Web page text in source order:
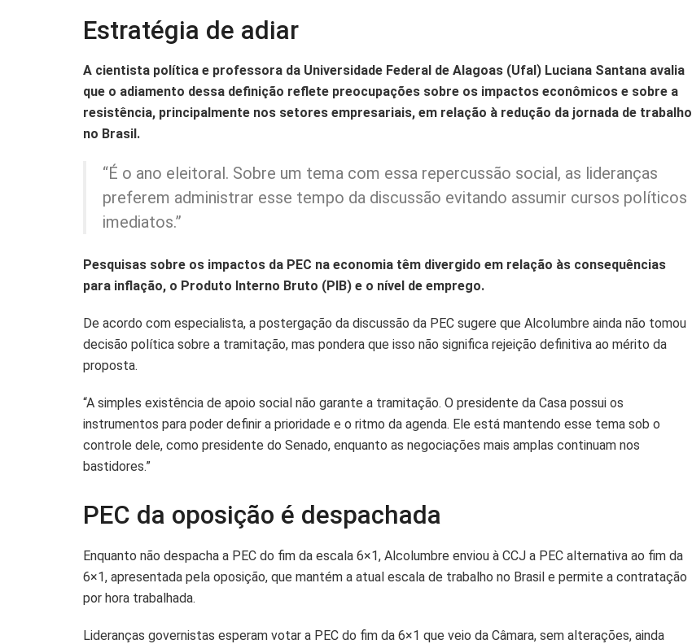
Estratégia de adiar
A cientista política e professora da Universidade Federal de Alagoas (Ufal) Luciana Santana avalia
que o adiamento dessa definição reflete preocupações sobre os impactos econômicos e sobre a
resistência, principalmente nos setores empresariais, em relação à redução da jornada de trabalho
no Brasil.
“É o ano eleitoral. Sobre um tema com essa repercussão social, as lideranças
preferem administrar esse tempo da discussão evitando assumir cursos políticos
imediatos.”
Pesquisas sobre os impactos da PEC na economia têm divergido em relação às consequências
para inflação, o Produto Interno Bruto (PIB) e o nível de emprego.
De acordo com especialista, a postergação da discussão da PEC sugere que Alcolumbre ainda não tomou
decisão política sobre a tramitação, mas pondera que isso não significa rejeição definitiva ao mérito da
proposta.
“A simples existência de apoio social não garante a tramitação. O presidente da Casa possui os
instrumentos para poder definir a prioridade e o ritmo da agenda. Ele está mantendo esse tema sob o
controle dele, como presidente do Senado, enquanto as negociações mais amplas continuam nos
bastidores.”
PEC da oposição é despachada
Enquanto não despacha a PEC do fim da escala 6×1, Alcolumbre enviou à CCJ a PEC alternativa ao fim da
6×1, apresentada pela oposição, que mantém a atual escala de trabalho no Brasil e permite a contratação
por hora trabalhada.
Lideranças governistas esperam votar a PEC do fim da 6×1 que veio da Câmara, sem alterações, ainda